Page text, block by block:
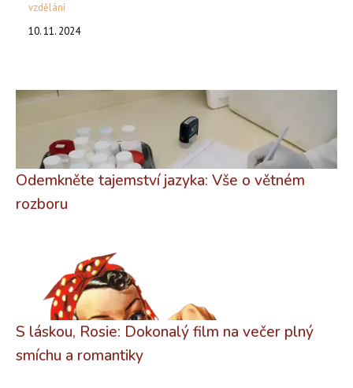
vzdělání
10. 11. 2024
Odemkněte tajemství jazyka: Vše o větném
rozboru
S láskou, Rosie: Dokonalý film na večer plný
smíchu a romantiky